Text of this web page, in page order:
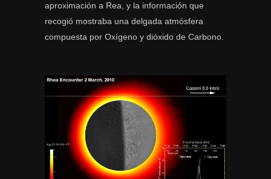
aproximación a Rea, y la información que
recogió mostraba una delgada atmósfera
compuesta por Oxígeno y dióxido de Carbono.